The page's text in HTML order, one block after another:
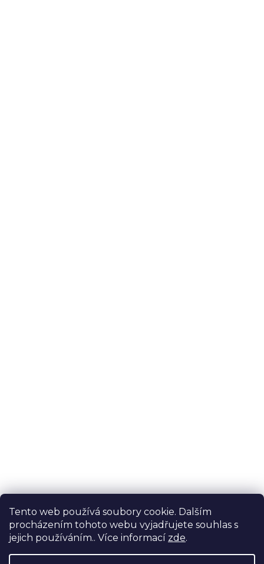
Tento web používá soubory cookie. Dalším
procházením tohoto webu vyjadřujete souhlas s
jejich používáním.. Více informací zde.